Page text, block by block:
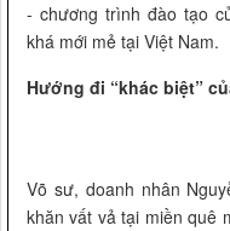
- chương trình đào tạo
khá mới mẻ tại Việt Nam.
Hướng đi “khác biệt”
Võ sư, doanh nhân
khăn vất vả tại miền quê